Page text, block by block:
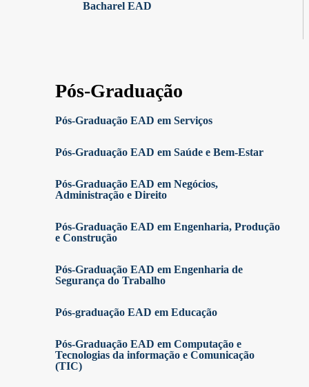
Bacharel EAD
Pós-Graduação
Pós-Graduação EAD em Serviços
Pós-Graduação EAD em Saúde e Bem-Estar
Pós-Graduação EAD em Negócios,
Administração e Direito
Pós-Graduação EAD em Engenharia, Produção
e Construção
Pós-Graduação EAD em Engenharia de
Segurança do Trabalho
Pós-graduação EAD em Educação
Pós-Graduação EAD em Computação e
Tecnologias da informação e Comunicação
(TIC)